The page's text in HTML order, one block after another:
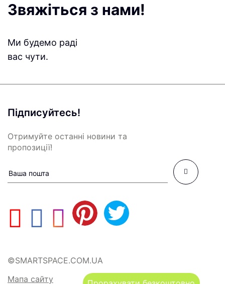
Звяжіться з нами!
Ми будемо раді
вас чути.
Підписуйтесь!
Отримуйте останні новини та
пропозиції!
©SMARTSPACE.COM.UA
Мапа сайту